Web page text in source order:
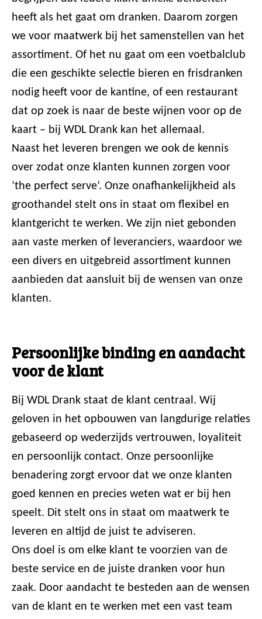
heeft als het gaat om dranken. Daarom zorgen
we voor maatwerk bij het samenstellen van het
assortiment. Of het nu gaat om een voetbalclub
die een geschikte selectie bieren en frisdranken
nodig heeft voor de kantine, of een restaurant
dat op zoek is naar de beste wijnen voor op de
kaart – bij WDL Drank kan het allemaal.
Naast het leveren brengen we ook de kennis
over zodat onze klanten kunnen zorgen voor
‘the perfect serve’. Onze onafhankelijkheid als
groothandel stelt ons in staat om flexibel en
klantgericht te werken. We zijn niet gebonden
aan vaste merken of leveranciers, waardoor we
een divers en uitgebreid assortiment kunnen
aanbieden dat aansluit bij de wensen van onze
klanten.
Persoonlijke binding en aandacht
voor de klant
Bij WDL Drank staat de klant centraal. Wij
geloven in het opbouwen van langdurige relaties
gebaseerd op wederzijds vertrouwen, loyaliteit
en persoonlijk contact. Onze persoonlijke
benadering zorgt ervoor dat we onze klanten
goed kennen en precies weten wat er bij hen
speelt. Dit stelt ons in staat om maatwerk te
leveren en altijd de juist te adviseren.
Ons doel is om elke klant te voorzien van de
beste service en de juiste dranken voor hun
zaak. Door aandacht te besteden aan de wensen
van de klant en te werken met een vast team